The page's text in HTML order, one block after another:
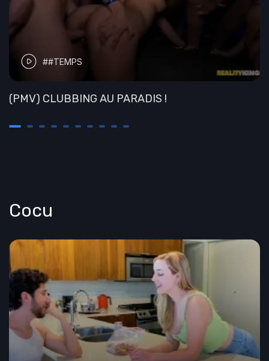
##TEMPS
(PMV) CLUBBING AU PARADIS !
Cocu